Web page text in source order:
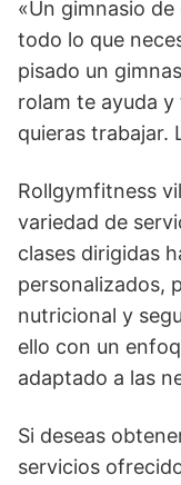
«Un gimnasio
todo lo que
pisado un
rolam te ayuda
quieras trabajar.
Rollgymfitness
variedad de
clases dirigidas
personalizados,
nutricional y
ello con un
adaptado a las
Si deseas
servicios